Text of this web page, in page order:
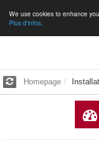
We use cookies to enhance
Plus d'infos.
Homepage